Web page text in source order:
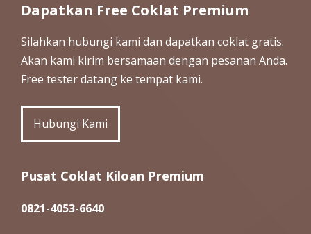
Dapatkan Free Coklat Premium
Silahkan hubungi kami dan dapatkan coklat gratis.
Akan kami kirim bersamaan dengan pesanan Anda.
Free tester datang ke tempat kami.
Hubungi Kami
Pusat Coklat Kiloan Premium
0821-4053-6640